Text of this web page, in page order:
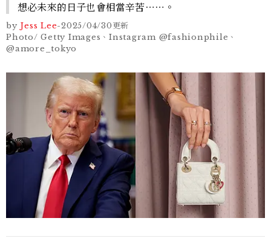
想必未來的日子也會相當辛苦⋯⋯。
by Jess Lee-2025/04/30更新
Photo/ Getty Images、Instagram @fashionphile、
@amore_tokyo